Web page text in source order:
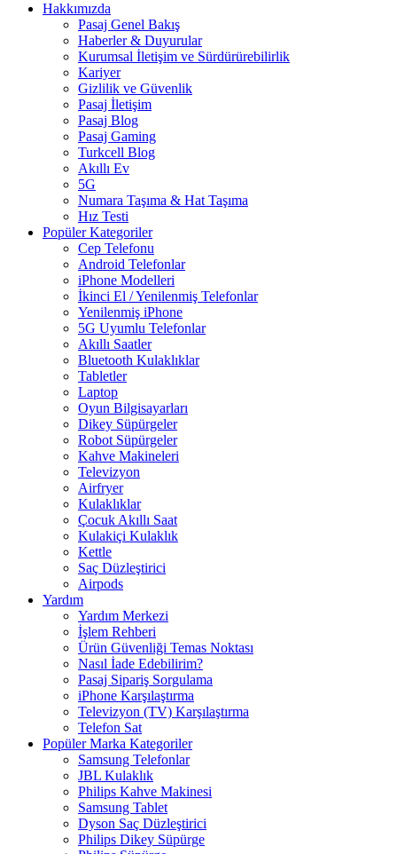
Hakkımızda
Pasaj Genel Bakış
Haberler & Duyurular
Kurumsal İletişim ve Sürdürürebilirlik
Kariyer
Gizlilik ve Güvenlik
Pasaj İletişim
Pasaj Blog
Pasaj Gaming
Turkcell Blog
Akıllı Ev
5G
Numara Taşıma & Hat Taşıma
Hız Testi
Popüler Kategoriler
Cep Telefonu
Android Telefonlar
iPhone Modelleri
İkinci El / Yenilenmiş Telefonlar
Yenilenmiş iPhone
5G Uyumlu Telefonlar
Akıllı Saatler
Bluetooth Kulaklıklar
Tabletler
Laptop
Oyun Bilgisayarları
Dikey Süpürgeler
Robot Süpürgeler
Kahve Makineleri
Televizyon
Airfryer
Kulaklıklar
Çocuk Akıllı Saat
Kulakiçi Kulaklık
Kettle
Saç Düzleştirici
Airpods
Yardım
Yardım Merkezi
İşlem Rehberi
Ürün Güvenliği Temas Noktası
Nasıl İade Edebilirim?
Pasaj Sipariş Sorgulama
iPhone Karşılaştırma
Televizyon (TV) Karşılaştırma
Telefon Sat
Popüler Marka Kategoriler
Samsung Telefonlar
JBL Kulaklık
Philips Kahve Makinesi
Samsung Tablet
Dyson Saç Düzleştirici
Philips Dikey Süpürge